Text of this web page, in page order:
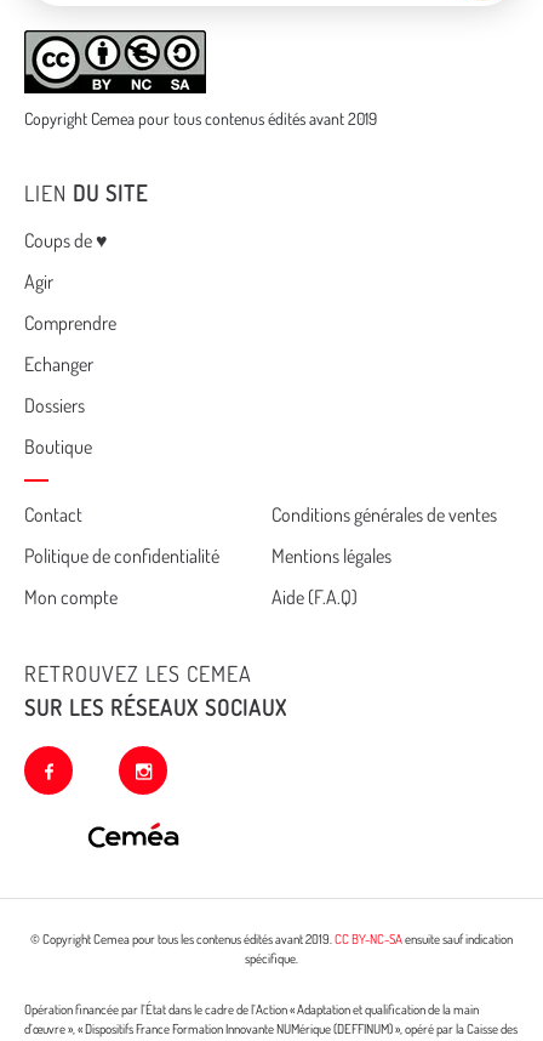
Copyright Cemea pour tous contenus édités avant 2019
LIEN DU SITE
Menu
Coups de ♥
Agir
Comprendre
Echanger
Dossiers
Boutique
Cemea
footer
Contact
Conditions générales de ventes
Politique de confidentialité
Mentions légales
Mon compte
Aide (F.A.Q)
RETROUVEZ LES CEMEA
SUR LES RÉSEAUX SOCIAUX
facebook instagram
© Copyright Cemea pour tous les contenus édités avant 2019.CC BY-NC-SAensuite sauf indication
spécifique.
Opération financée par l’État dans le cadre de l’Action « Adaptation et qualification de la main
d’œuvre », « Dispositifs France Formation Innovante NUMérique (DEFFINUM) », opéré par la Caisse des